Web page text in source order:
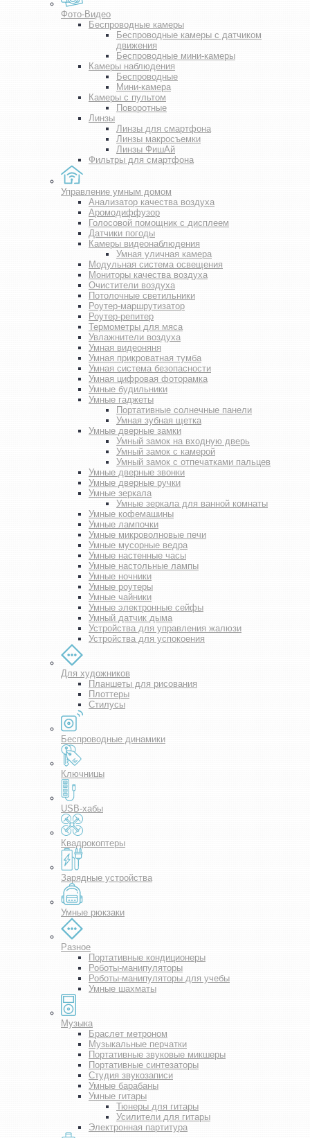
Фото-Видео
Беспроводные камеры
Беспроводные камеры с датчиком
движения
Беспроводные мини-камеры
Камеры наблюдения
Беспроводные
Мини-камера
Камеры с пультом
Поворотные
Линзы
Линзы для смартфона
Линзы макросъемки
Линзы ФишАй
Фильтры для смартфона
Управление умным домом
Анализатор качества воздуха
Аромодиффузор
Голосовой помощник с дисплеем
Датчики погоды
Камеры видеонаблюдения
Умная уличная камера
Модульная система освещения
Мониторы качества воздуха
Очистители воздуха
Потолочные светильники
Роутер-маршрутизатор
Роутер-репитер
Термометры для мяса
Увлажнители воздуха
Умная видеоняня
Умная прикроватная тумба
Умная система безопасности
Умная цифровая фоторамка
Умные будильники
Умные гаджеты
Портативные солнечные панели
Умная зубная щетка
Умные дверные замки
Умный замок на входную дверь
Умный замок с камерой
Умный замок с отпечатками пальцев
Умные дверные звонки
Умные дверные ручки
Умные зеркала
Умные зеркала для ванной комнаты
Умные кофемашины
Умные лампочки
Умные микроволновые печи
Умные мусорные ведра
Умные настенные часы
Умные настольные лампы
Умные ночники
Умные роутеры
Умные чайники
Умные электронные сейфы
Умный датчик дыма
Устройства для управления жалюзи
Устройства для успокоения
Для художников
Планшеты для рисования
Плоттеры
Стилусы
Беспроводные динамики
Ключницы
USB-хабы
Квадрокоптеры
Зарядные устройства
Умные рюкзаки
Разное
Портативные кондиционеры
Роботы-манипуляторы
Роботы-манипуляторы для учебы
Умные шахматы
Музыка
Браслет метроном
Музыкальные перчатки
Портативные звуковые микшеры
Портативные синтезаторы
Студия звукозаписи
Умные барабаны
Умные гитары
Тюнеры для гитары
Усилители для гитары
Электронная партитура